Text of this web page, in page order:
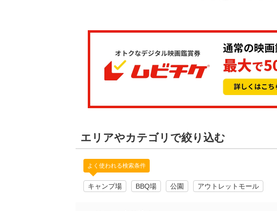
エリアやカテゴリで絞り込む
よく使われる検索条件
キャンプ場 BBQ場 公園 アウトレットモール